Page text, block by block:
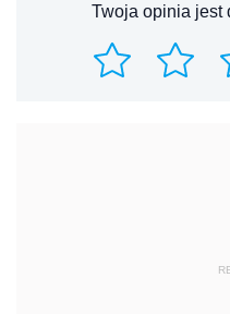
Twoja opinia jest